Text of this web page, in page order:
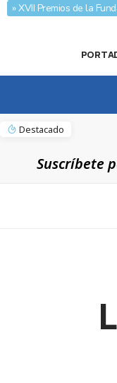
» XVII Premios de la
Destacado
Suscríbete